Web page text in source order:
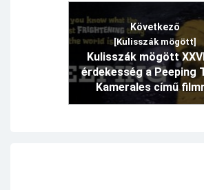
Következő
[Kulisszák mögött]
Kulisszák mögött
érdekesség a Peeping
Kamerales című